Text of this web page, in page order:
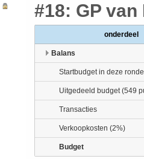
#18: GP
onderdeel
Balans
Startbudget in deze ronde
Uitgedeeld budget (549
Transacties
Verkoopkosten (2%)
Budget